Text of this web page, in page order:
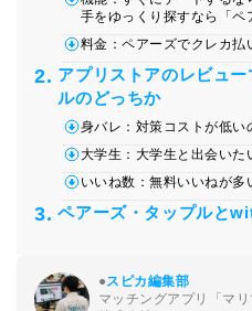
手をゆっくり探すなら「ペ
料金：ペアーズでクレカ払
アプリストアのレビュ
ルのどっちか
身バレ：対策コストが低い
大学生：大学生と出会いた
いいね数：無料いいねが多
ペアーズ・タップルと
● スピカ編集部
マッチングアプリ「マ